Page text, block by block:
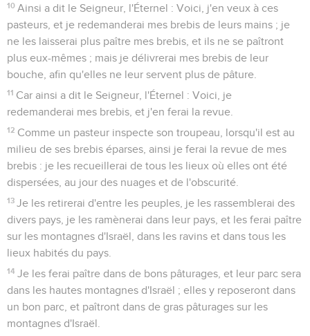
10 Ainsi a dit le Seigneur, l'Éternel : Voici, j'en veux à ces
pasteurs, et je redemanderai mes brebis de leurs mains ; je
ne les laisserai plus paître mes brebis, et ils ne se paîtront
plus eux-mêmes ; mais je délivrerai mes brebis de leur
bouche, afin qu'elles ne leur servent plus de pâture.
11 Car ainsi a dit le Seigneur, l'Éternel : Voici, je
redemanderai mes brebis, et j'en ferai la revue.
12 Comme un pasteur inspecte son troupeau, lorsqu'il est au
milieu de ses brebis éparses, ainsi je ferai la revue de mes
brebis : je les recueillerai de tous les lieux où elles ont été
dispersées, au jour des nuages et de l'obscurité.
13 Je les retirerai d'entre les peuples, je les rassemblerai des
divers pays, je les ramènerai dans leur pays, et les ferai paître
sur les montagnes d'Israël, dans les ravins et dans tous les
lieux habités du pays.
14 Je les ferai paître dans de bons pâturages, et leur parc sera
dans les hautes montagnes d'Israël ; elles y reposeront dans
un bon parc, et paîtront dans de gras pâturages sur les
montagnes d'Israël.